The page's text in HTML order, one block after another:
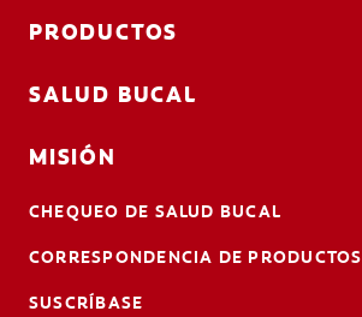
PRODUCTOS
SALUD BUCAL
MISIÓN
CHEQUEO DE SALUD BUCAL
CORRESPONDENCIA DE PRODUCTOS
SUSCRÍBASE